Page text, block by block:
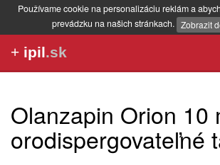
Používame cookie na personalizáciu reklám a
prevádzku na našich stránkach. Zobrazit
+ ipil.sk
Olanzapin Orion 10
orodispergovateľné